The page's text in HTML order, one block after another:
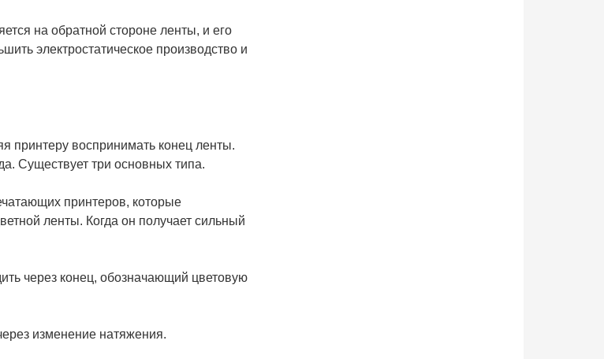
на обратной стороне ленты, и его
электростатическое производство и
принтеру воспринимать конец ленты.
Существует три основных типа.
принтеров, которые
ленты. Когда он получает сильный
через конец, обозначающий цветовую
изменение натяжения.